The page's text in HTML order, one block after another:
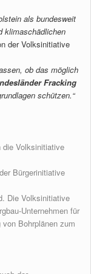
als bundesweit
klimaschädlichen
der Volksinitiative
ob das möglich
Fracking
schützen.“
die Volksinitiative
Bürgerinitiative
Die Volksinitiative
Unternehmen für
Bohrplänen zum